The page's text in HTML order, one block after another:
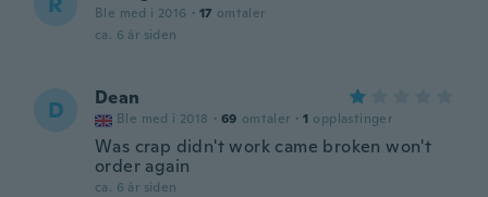
Ble med i 2016 · 17 omtaler
ca. 6 år siden
D Dean
Ble med i 2018 · 69 omtaler · 1 opplastinger
Was crap didn't work came broken won't
order again
ca. 6 år siden